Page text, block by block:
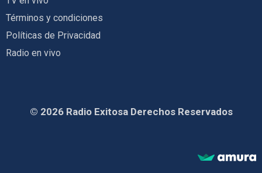
Términos y condiciones
Políticas de Privacidad
Radio en vivo
© 2026 Radio Exitosa Derechos Reservados